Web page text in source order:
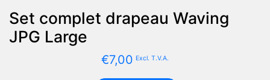
Set complet drapeau Waving
JPG Large
€7,00 Excl. T.V.A.